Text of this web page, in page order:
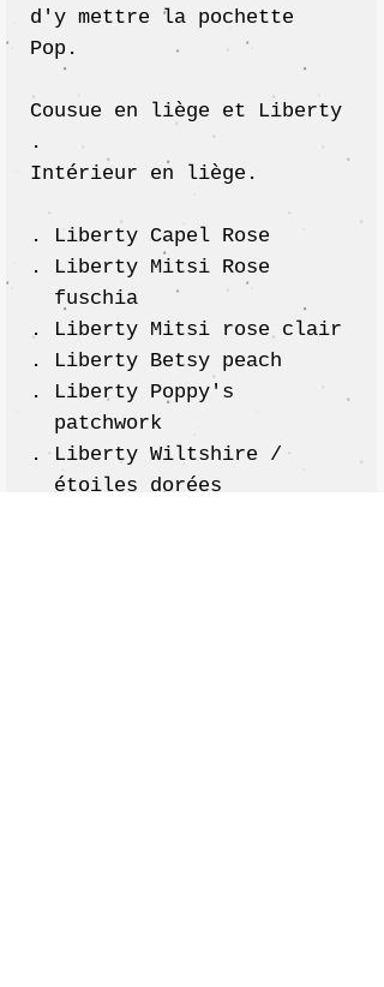
d'y mettre la pochette
Pop.
Cousue en liège et Liberty
.
Intérieur en liège.
Liberty Capel Rose
Liberty Mitsi Rose
fuschia
Liberty Mitsi rose clair
Liberty Betsy peach
Liberty Poppy's
patchwork
Liberty Wiltshire /
étoiles dorées